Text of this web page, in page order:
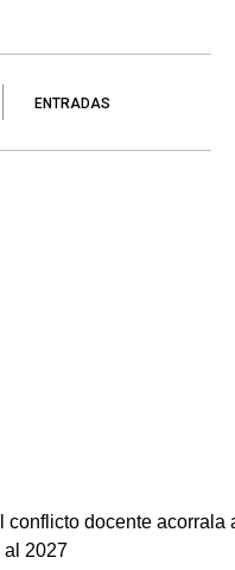
ENTRADAS